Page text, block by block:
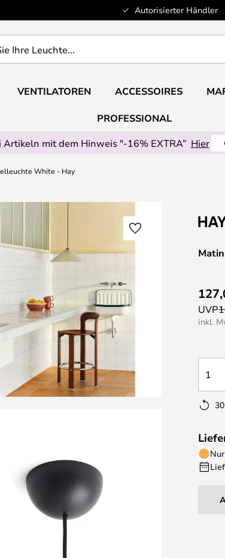
Autorisierter Händler
VENTILATOREN ACCESSOIRES
PROFESSIONAL
mit dem Hinweis "-16% EXTRA” Hier
White - Hay
UVP
inkl.
1